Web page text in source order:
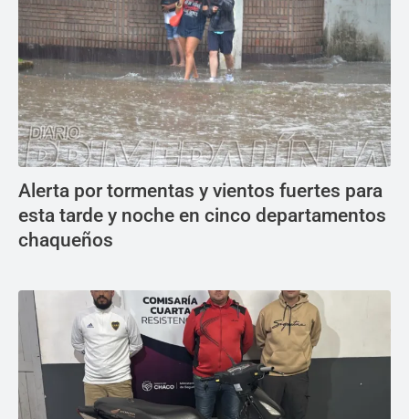
Alerta por tormentas y vientos fuertes para
esta tarde y noche en cinco departamentos
chaqueños